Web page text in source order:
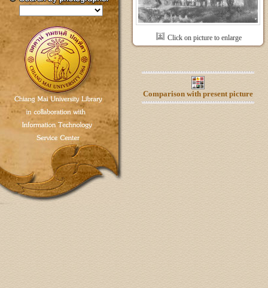
Click on picture to enlarge
Comparison with present picture